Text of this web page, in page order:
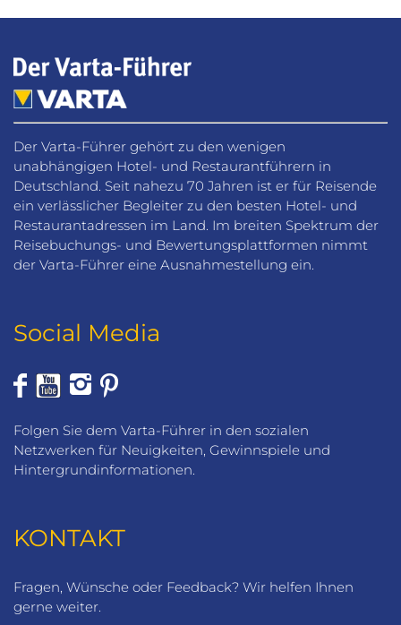
Der Varta-Führer gehört zu den wenigen
unabhängigen Hotel- und Restaurantführern in
Deutschland. Seit nahezu 70 Jahren ist er für Reisende
ein verlässlicher Begleiter zu den besten Hotel- und
Restaurantadressen im Land. Im breiten Spektrum der
Reisebuchungs- und Bewertungsplattformen nimmt
der Varta-Führer eine Ausnahmestellung ein.
Social Media
Folgen Sie dem Varta-Führer in den sozialen
Netzwerken für Neuigkeiten, Gewinnspiele und
Hintergrundinformationen.
KONTAKT
Fragen, Wünsche oder Feedback? Wir helfen Ihnen
gerne weiter.